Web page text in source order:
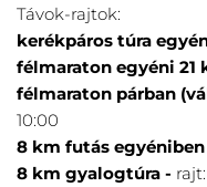
Távok-rajtok:
kerékpáros túra
félmaraton egyéni 21
félmaraton párban
10:00
8 km futás
8 km gyalogtúra -